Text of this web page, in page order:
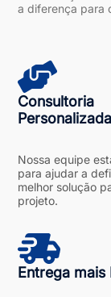
a diferença para
Consultoria
Personalizada
Entrega mais
Nossa equipe
para ajudar a
melhor solução
projeto.